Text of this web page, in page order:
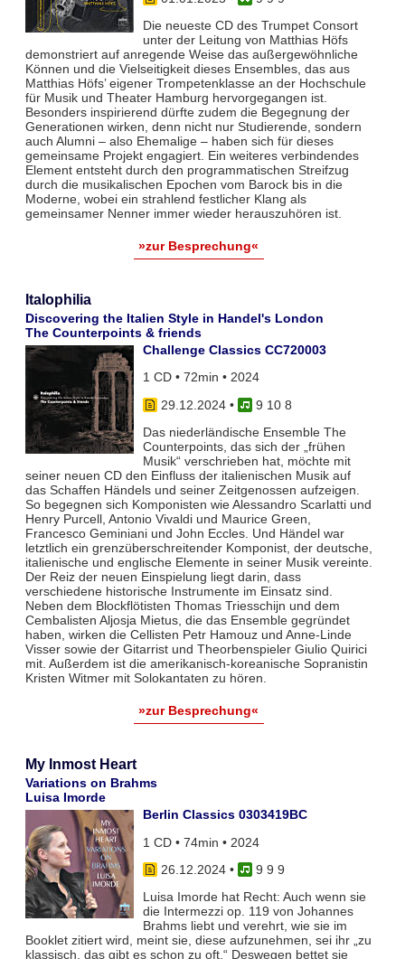
Die neueste CD des Trumpet Consort
unter der Leitung von Matthias Höfs
demonstriert auf anregende Weise das außergewöhnliche
Können und die Vielseitigkeit dieses Ensembles, das aus
Matthias Höfs’ eigener Trompetenklasse an der Hochschule
für Musik und Theater Hamburg hervorgegangen ist.
Besonders inspirierend dürfte zudem die Begegnung der
Generationen wirken, denn nicht nur Studierende, sondern
auch Alumni – also Ehemalige – haben sich für dieses
gemeinsame Projekt engagiert. Ein weiteres verbindendes
Element entsteht durch den programmatischen Streifzug
durch die musikalischen Epochen vom Barock bis in die
Moderne, wobei ein strahlend festlicher Klang als
gemeinsamer Nenner immer wieder herauszuhören ist.
»zur Besprechung«
Italophilia
Discovering the Italien Style in Handel's London
The Counterpoints & friends
Challenge Classics CC720003
1 CD • 72min • 2024
29.12.2024•
9 10 8
Das niederländische Ensemble The
Counterpoints, das sich der „frühen
Musik“ verschrieben hat, möchte mit
seiner neuen CD den Einfluss der italienischen Musik auf
das Schaffen Händels und seiner Zeitgenossen aufzeigen.
So begegnen sich Komponisten wie Alessandro Scarlatti und
Henry Purcell, Antonio Vivaldi und Maurice Green,
Francesco Geminiani und John Eccles. Und Händel war
letztlich ein grenzüberschreitender Komponist, der deutsche,
italienische und englische Elemente in seiner Musik vereinte.
Der Reiz der neuen Einspielung liegt darin, dass
verschiedene historische Instrumente im Einsatz sind.
Neben dem Blockflötisten Thomas Triesschijn und dem
Cembalisten Aljosja Mietus, die das Ensemble gegründet
haben, wirken die Cellisten Petr Hamouz und Anne-Linde
Visser sowie der Gitarrist und Theorbenspieler Giulio Quirici
mit. Außerdem ist die amerikanisch-koreanische Sopranistin
Kristen Witmer mit Solokantaten zu hören.
»zur Besprechung«
My Inmost Heart
Variations on Brahms
Luisa Imorde
Berlin Classics 0303419BC
1 CD • 74min • 2024
26.12.2024•
9 9 9
Luisa Imorde hat Recht: Auch wenn sie
die Intermezzi op. 119 von Johannes
Brahms liebt und verehrt, wie sie im
Booklet zitiert wird, meint sie, diese aufzunehmen, sei ihr „zu
klassisch, das gibt es schon zu oft.“ Deswegen bettet sie